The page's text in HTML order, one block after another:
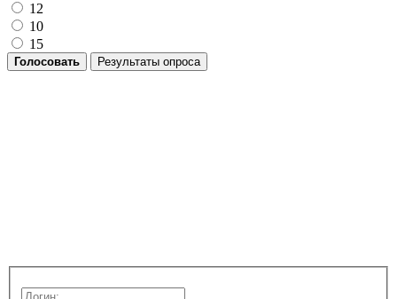
12
10
15
Голосовать Результаты опроса